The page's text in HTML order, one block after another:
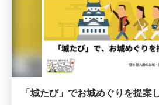
「城たび」でお城めぐりを提案